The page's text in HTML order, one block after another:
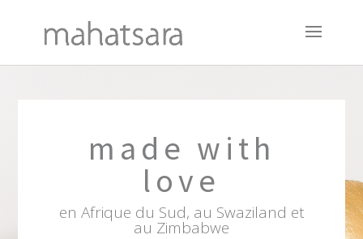
made with
love
en Afrique du Sud, au Swaziland et
au Zimbabwe